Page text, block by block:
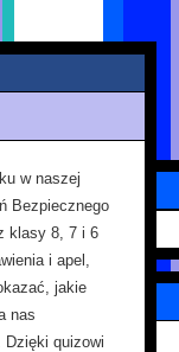
w naszej
Bezpiecznego
klasy 8, 7 i 6
i apel,
jakie
nas
Dzięki quizowi